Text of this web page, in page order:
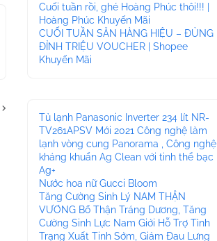
Cuối tuần rồi, ghé Hoàng Phúc thôi!!! |
Hoàng Phúc Khuyến Mãi
CUỐI TUẦN SĂN HÀNG HIỆU – ĐỦNG
ĐỈNH TRIỆU VOUCHER | Shopee
Khuyến Mãi
Tủ lạnh Panasonic Inverter 234 lít NR-
TV261APSV Mới 2021 Công nghệ làm
lạnh vòng cung Panorama , Công nghệ
kháng khuẩn Ag Clean với tinh thể bạc
Ag+
Nước hoa nữ Gucci Bloom
Tăng Cường Sinh Lý NAM THẬN
VƯƠNG Bổ Thận Tráng Dương, Tăng
Cường Sinh Lực Nam Giới Hỗ Trợ Tình
Trạng Xuất Tinh Sớm, Giảm Đau Lưng